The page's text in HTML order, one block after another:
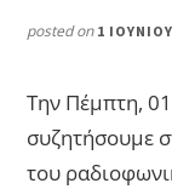
posted on 1
Την Πέμπτη,
συζητήσουμε
του